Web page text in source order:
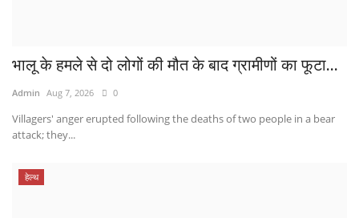
भालू के हमले से दो लोगों की मौत के बाद ग्रामीणों का फूटा...
Admin Aug 7, 2026 0
Villagers' anger erupted following the deaths of two people in a bear
attack; they...
हेल्थ